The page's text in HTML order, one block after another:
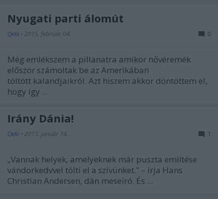
Nyugati parti álomút
Qeki • 2015. február 04. 0
Még emlékszem a pillanatra amikor nővéremék
először számoltak be az Amerikában
töltött kalandjaikról. Azt hiszem akkor döntöttem el,
hogy így ...
Irány Dánia!
Qeki • 2015. január 14. 1
„Vannak helyek, amelyeknek már puszta említése
vándorkedvvel tölti el a szívünket.” – írja Hans
Christian Andersen, dán meseíró. És ...